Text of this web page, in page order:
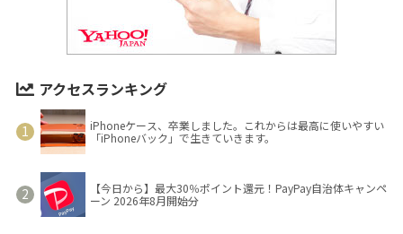
アクセスランキング
iPhoneケース、卒業しました。これからは最高に使いやすい
「iPhoneバック」で生きていきます。
【今日から】最大30％ポイント還元！PayPay自治体キャンペ
ーン 2026年8月開始分